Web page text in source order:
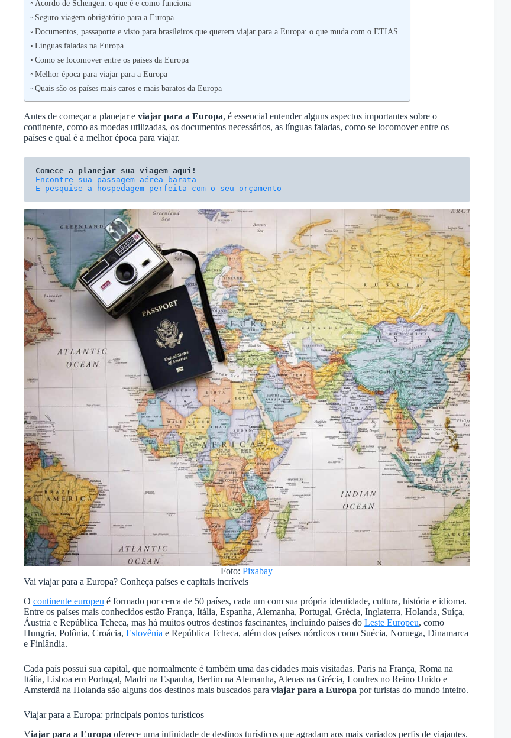
Acordo de Schengen: o que é e como funciona
Seguro viagem obrigatório para a Europa
Documentos, passaporte e visto para brasileiros que querem viajar para a Europa: o que muda com o ETIAS
Línguas faladas na Europa
Como se locomover entre os países da Europa
Melhor época para viajar para a Europa
Quais são os países mais caros e mais baratos da Europa
Antes de começar a planejar e viajar para a Europa, é essencial entender alguns aspectos importantes sobre o
continente, como as moedas utilizadas, os documentos necessários, as línguas faladas, como se locomover entre os
países e qual é a melhor época para viajar.
Comece a planejar sua viagem aqui!
E pesquise a hospedagem perfeita com o seu orçamento
Foto:Pixabay
Vai viajar para a Europa? Conheça países e capitais incríveis
O continente europeu é formado por cerca de 50 países, cada um com sua própria identidade, cultura, história e idioma.
Entre os países mais conhecidos estão França, Itália, Espanha, Alemanha, Portugal, Grécia, Inglaterra, Holanda, Suíça,
Áustria e República Tcheca, mas há muitos outros destinos fascinantes, incluindo países do Leste Europeu, como
Hungria, Polônia, Croácia, Eslovênia e República Tcheca, além dos países nórdicos como Suécia, Noruega, Dinamarca
e Finlândia.
Cada país possui sua capital, que normalmente é também uma das cidades mais visitadas. Paris na França, Roma na
Itália, Lisboa em Portugal, Madri na Espanha, Berlim na Alemanha, Atenas na Grécia, Londres no Reino Unido e
Amsterdã na Holanda são alguns dos destinos mais buscados para viajar para a Europa por turistas do mundo inteiro.
Viajar para a Europa: principais pontos turísticos
Viajar para a Europa oferece uma infinidade de destinos turísticos que agradam aos mais variados perfis de viajantes.